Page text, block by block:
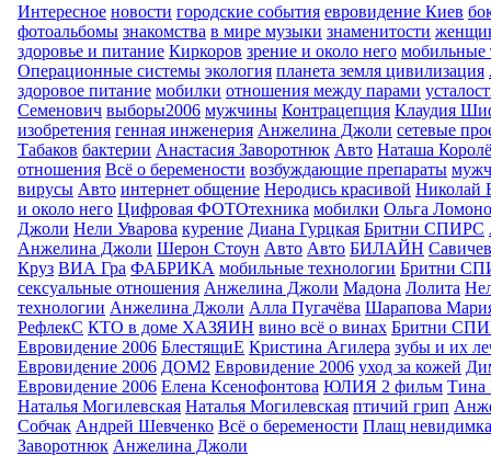
Интересное новости городские события евровидение Киев
фотоальбомы знакомства в мире музыки знаменитости
здоровье и питание Киркоров зрение и около него мобильные
Операционные системы экология планета земля цивилизация
здоровое питание мобилки отношения между парами
Семенович выборы2006 мужчины Контрацепция Клаудия
изобретения генная инженерия Анжелина Джоли сетевые
Табаков бактерии Анастасия Заворотнюк Авто Наташа
отношения Всё о беремености возбуждающие препараты
вирусы Авто интернет общение Неродись красивой Николай
и около него Цифровая ФОТОтехника мобилки Ольга
Джоли Нели Уварова курение Диана Гурцкая Бритни СПИРС
Анжелина Джоли Шерон Стоун Авто Авто БИЛАЙН
Круз ВИА Гра ФАБРИКА мобильные технологии Бритни
сексуальные отношения Анжелина Джоли Мадона Лолита
технологии Анжелина Джоли Алла Пугачёва Шарапова
РефлекС КТО в доме ХАЗЯИН вино всё о винах Бритни
Евровидение 2006 БлестящиЕ Кристина Агилера зубы и их
Евровидение 2006 ДОМ2 Евровидение 2006 уход за кожей
Евровидение 2006 Елена Ксенофонтова ЮЛИЯ 2 фильм Тина
Наталья Могилевская Наталья Могилевская птичий грип
Собчак Андрей Шевченко Всё о беремености Плащ невидимка
Заворотнюк Анжелина Джоли